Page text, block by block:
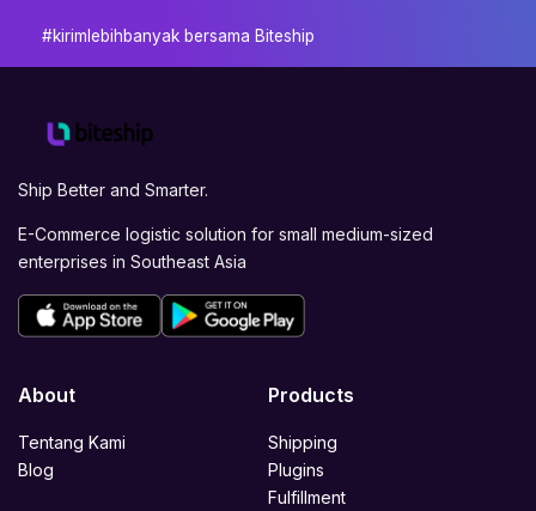
#kirimlebihbanyak bersama Biteship
Ship Better and Smarter.
E-Commerce logistic solution for small medium-sized
enterprises in Southeast Asia
About
Tentang Kami
Blog
Products
Shipping
Plugins
Fulfillment